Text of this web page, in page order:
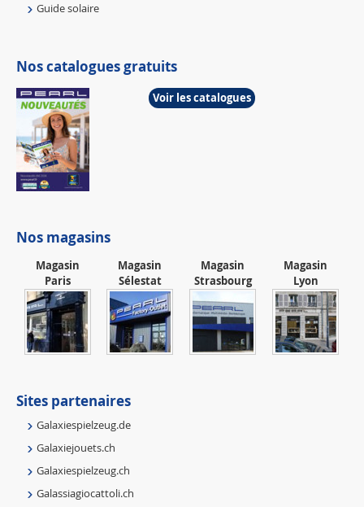
Guide solaire
Nos catalogues gratuits
Voir les catalogues
Nos magasins
Magasin
Paris
Magasin
Sélestat
Magasin
Strasbourg
Magasin
Lyon
Sites partenaires
Galaxiespielzeug.de
Galaxiejouets.ch
Galaxiespielzeug.ch
Galassiagiocattoli.ch